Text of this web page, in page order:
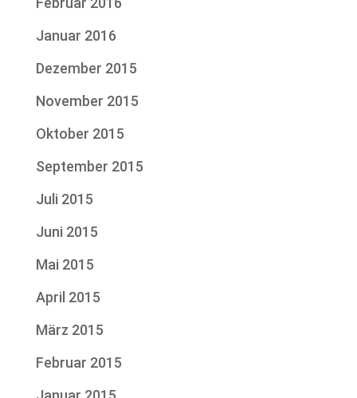
Januar 2016
Dezember 2015
November 2015
Oktober 2015
September 2015
Juli 2015
Juni 2015
Mai 2015
April 2015
März 2015
Februar 2015